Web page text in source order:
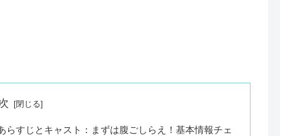
すじとキャスト：まずは腹ごしらえ！基本情報チェ